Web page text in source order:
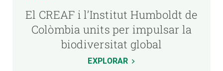
El CREAF i l’Institut Humboldt de
Colòmbia units per impulsar la
biodiversitat global
EXPLORAR